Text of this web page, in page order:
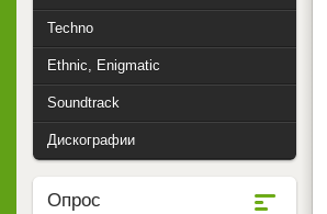
Techno
Ethnic, Enigmatic
Soundtrack
Дискографии
Опрос